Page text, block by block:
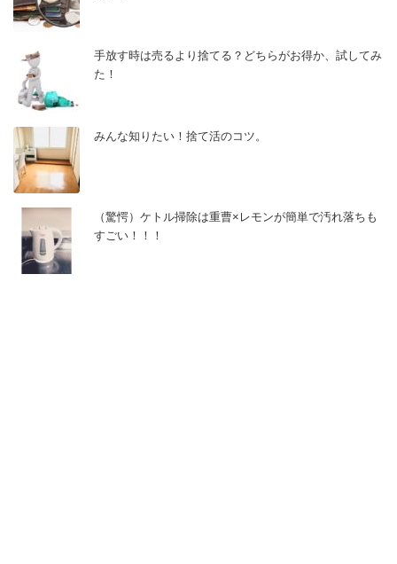
手放す時は売るより捨てる？どちらがお得か、試してみ
た！
みんな知りたい！捨て活のコツ。
（驚愕）ケトル掃除は重曹×レモンが簡単で汚れ落ちも
すごい！！！